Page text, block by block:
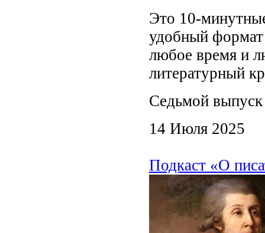
Это 10-
удобный формат
любое время и
литературный
Седьмой
14 Июля 2025
Подкаст «О